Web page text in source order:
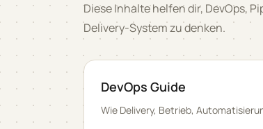
Diese Inhalte helfen dir, DevOps,
Delivery-System zu denken.
DevOps Guide
Wie Delivery, Betrieb,